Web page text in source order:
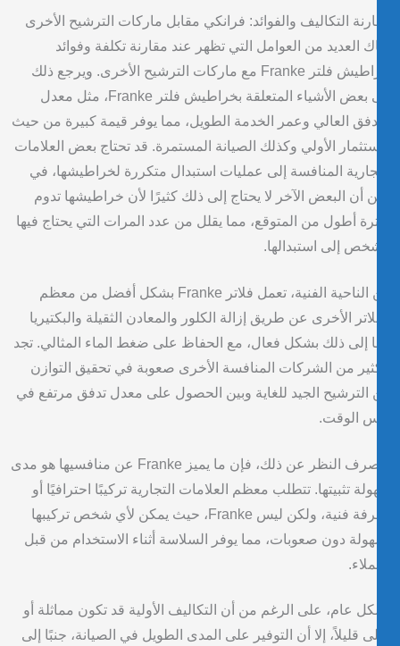
التكاليف والفوائد: فرانكي مقابل ماركات الترشيح الأخرى
العديد من العوامل التي تظهر عند مقارنة تكلفة وفوائد
خراطيش فلتر Franke مع ماركات الترشيح الأخرى. ويرجع ذلك
إلى بعض الأشياء المتعلقة بخراطيش فلتر Franke، مثل معدل
العالي وعمر الخدمة الطويل، مما يوفر قيمة كبيرة من حيث
الأولي وكذلك الصيانة المستمرة. قد تحتاج بعض العلامات
المنافسة إلى عمليات استبدال متكررة لخراطيشها، في
أن البعض الآخر لا يحتاج إلى ذلك كثيرًا لأن خراطيشها تدوم
أطول من المتوقع، مما يقلل من عدد المرات التي يحتاج فيها
إلى استبدالها.
من الناحية الفنية، تعمل فلاتر Franke بشكل أفضل من معظم
الأخرى عن طريق إزالة الكلور والمعادن الثقيلة والبكتيريا
إلى ذلك بشكل فعال، مع الحفاظ على ضغط الماء المثالي. تجد
من الشركات المنافسة الأخرى صعوبة في تحقيق التوازن
الترشيح الجيد للغاية وبين الحصول على معدل تدفق مرتفع في
الوقت.
وبصرف النظر عن ذلك، فإن ما يميز Franke عن منافسيها هو مدى
تثبيتها. تتطلب معظم العلامات التجارية تركيبًا احترافيًا أو
معرفة فنية، ولكن ليس Franke، حيث يمكن لأي شخص تركيبها
دون صعوبات، مما يوفر السلاسة أثناء الاستخدام من قبل
عام، على الرغم من أن التكاليف الأولية قد تكون مماثلة أو
قليلاً، إلا أن التوفير على المدى الطويل في الصيانة، جنبًا إلى